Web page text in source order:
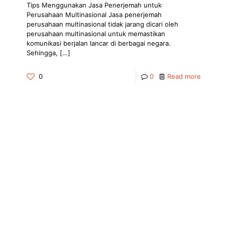
Tips Menggunakan Jasa Penerjemah untuk
Perusahaan Multinasional Jasa penerjemah
perusahaan multinasional tidak jarang dicari oleh
perusahaan multinasional untuk memastikan
komunikasi berjalan lancar di berbagai negara.
Sehingga, […]
0 0 Read more